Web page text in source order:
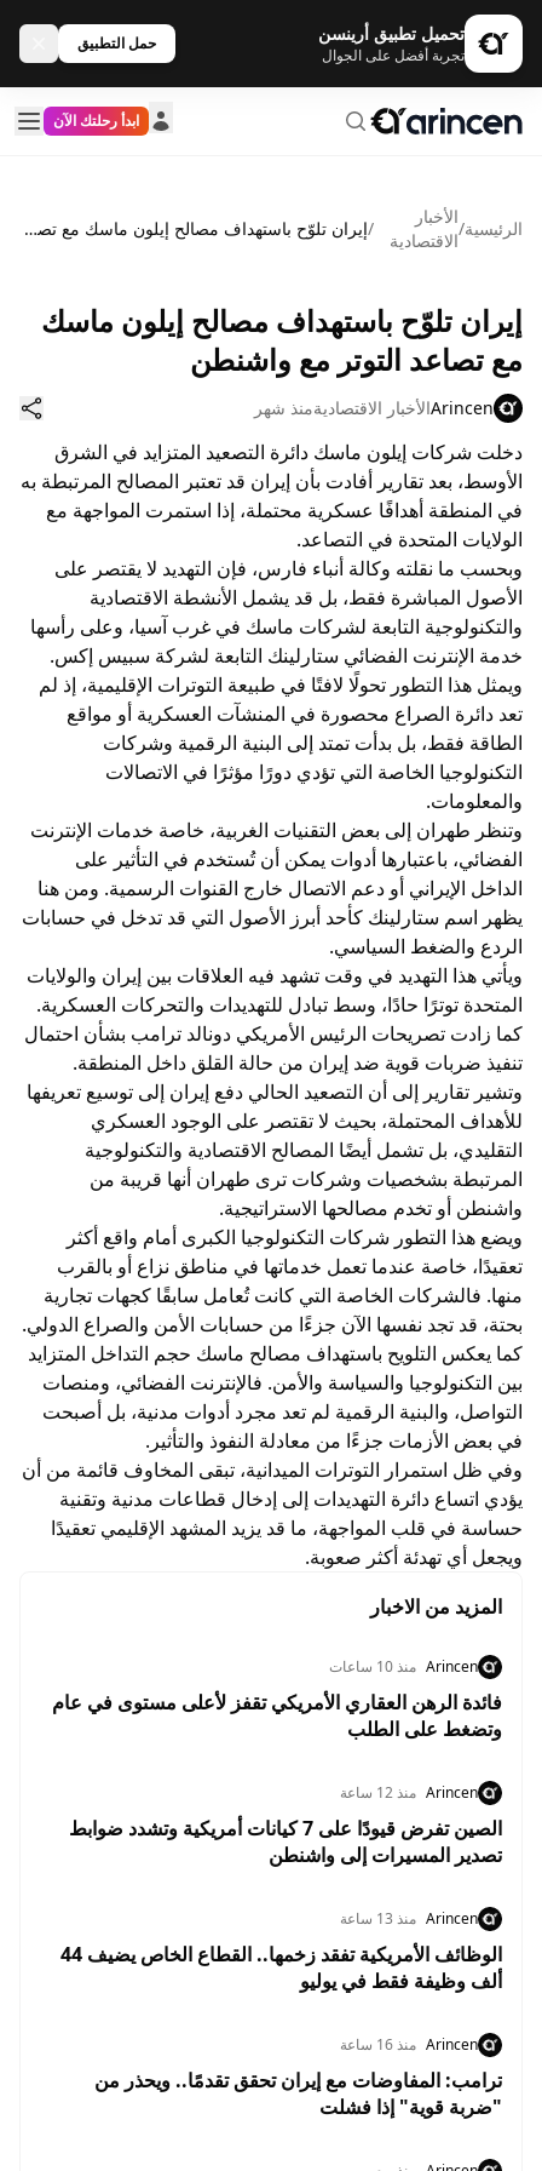
تحميل تطبيق أرينسن
تجربة أفضل على الجوال
حمل التطبيق
ابدأ رحلتك الآن
الرئيسية/
الأخبار
الاقتصادية
/ إيران تلوّح باستهداف مصالح إيلون ماسك مع تصاعد التوتر مع واشنطن
إيران تلوّح باستهداف مصالح إيلون ماسك
مع تصاعد التوتر مع واشنطن
Arincenالأخبار الاقتصاديةمنذ شهر
دخلت شركات إيلون ماسك دائرة التصعيد المتزايد في الشرق
الأوسط، بعد تقارير أفادت بأن إيران قد تعتبر المصالح المرتبطة به
في المنطقة أهدافًا عسكرية محتملة، إذا استمرت المواجهة مع
الولايات المتحدة في التصاعد.
وبحسب ما نقلته وكالة أنباء فارس، فإن التهديد لا يقتصر على
الأصول المباشرة فقط، بل قد يشمل الأنشطة الاقتصادية
والتكنولوجية التابعة لشركات ماسك في غرب آسيا، وعلى رأسها
خدمة الإنترنت الفضائي ستارلينك التابعة لشركة سبيس إكس.
ويمثل هذا التطور تحولًا لافتًا في طبيعة التوترات الإقليمية، إذ لم
تعد دائرة الصراع محصورة في المنشآت العسكرية أو مواقع
الطاقة فقط، بل بدأت تمتد إلى البنية الرقمية وشركات
التكنولوجيا الخاصة التي تؤدي دورًا مؤثرًا في الاتصالات
والمعلومات.
وتنظر طهران إلى بعض التقنيات الغربية، خاصة خدمات الإنترنت
الفضائي، باعتبارها أدوات يمكن أن تُستخدم في التأثير على
الداخل الإيراني أو دعم الاتصال خارج القنوات الرسمية. ومن هنا
يظهر اسم ستارلينك كأحد أبرز الأصول التي قد تدخل في حسابات
الردع والضغط السياسي.
ويأتي هذا التهديد في وقت تشهد فيه العلاقات بين إيران والولايات
المتحدة توترًا حادًا، وسط تبادل للتهديدات والتحركات العسكرية.
كما زادت تصريحات الرئيس الأمريكي دونالد ترامب بشأن احتمال
تنفيذ ضربات قوية ضد إيران من حالة القلق داخل المنطقة.
وتشير تقارير إلى أن التصعيد الحالي دفع إيران إلى توسيع تعريفها
للأهداف المحتملة، بحيث لا تقتصر على الوجود العسكري
التقليدي، بل تشمل أيضًا المصالح الاقتصادية والتكنولوجية
المرتبطة بشخصيات وشركات ترى طهران أنها قريبة من
واشنطن أو تخدم مصالحها الاستراتيجية.
ويضع هذا التطور شركات التكنولوجيا الكبرى أمام واقع أكثر
تعقيدًا، خاصة عندما تعمل خدماتها في مناطق نزاع أو بالقرب
منها. فالشركات الخاصة التي كانت تُعامل سابقًا كجهات تجارية
بحتة، قد تجد نفسها الآن جزءًا من حسابات الأمن والصراع الدولي.
كما يعكس التلويح باستهداف مصالح ماسك حجم التداخل المتزايد
بين التكنولوجيا والسياسة والأمن. فالإنترنت الفضائي، ومنصات
التواصل، والبنية الرقمية لم تعد مجرد أدوات مدنية، بل أصبحت
في بعض الأزمات جزءًا من معادلة النفوذ والتأثير.
وفي ظل استمرار التوترات الميدانية، تبقى المخاوف قائمة من أن
يؤدي اتساع دائرة التهديدات إلى إدخال قطاعات مدنية وتقنية
حساسة في قلب المواجهة، ما قد يزيد المشهد الإقليمي تعقيدًا
ويجعل أي تهدئة أكثر صعوبة.
المزيد من الاخبار
Arincen منذ 10 ساعات
فائدة الرهن العقاري الأمريكي تقفز لأعلى مستوى في عام
وتضغط على الطلب
Arincen منذ 12 ساعة
الصين تفرض قيودًا على 7 كيانات أمريكية وتشدد ضوابط
تصدير المسيرات إلى واشنطن
Arincen منذ 13 ساعة
الوظائف الأمريكية تفقد زخمها.. القطاع الخاص يضيف 44
ألف وظيفة فقط في يوليو
Arincen منذ 16 ساعة
ترامب: المفاوضات مع إيران تحقق تقدمًا.. ويحذر من
"ضربة قوية" إذا فشلت